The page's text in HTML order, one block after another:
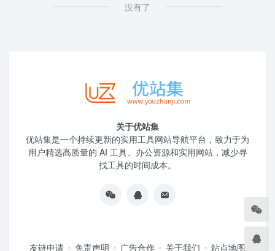
没有了
关于优站集
优站集是一个持续更新的实用工具网站导航平台，致力于为
用户精选高质量的 AI 工具、办公资源和实用网站，减少寻
找工具的时间成本。
友链申请 免责声明 广告合作 关于我们 站点地图